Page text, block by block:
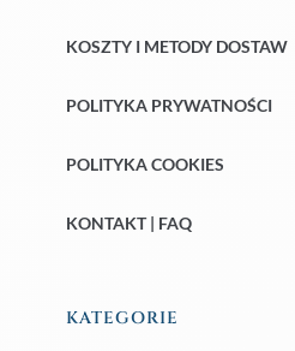
KOSZTY I METODY DOSTAW
POLITYKA PRYWATNOŚCI
POLITYKA COOKIES
KONTAKT | FAQ
KATEGORIE